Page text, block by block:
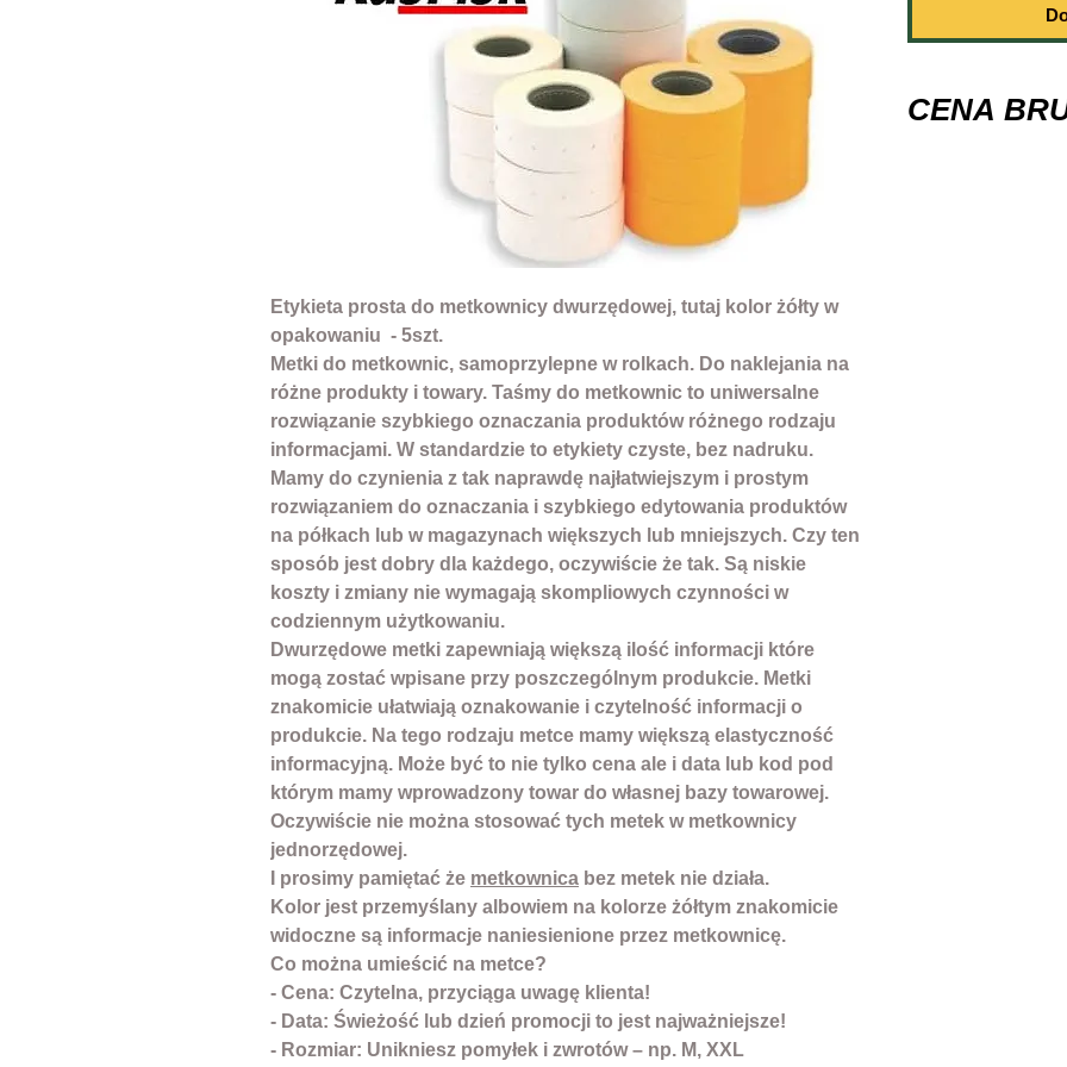
Etykieta prosta do metkownicy dwurzędowej, tutaj kolor żółty w
opakowaniu - 5szt.
Metki do metkownic, samoprzylepne w rolkach. Do naklejania na
różne produkty i towary. Taśmy do metkownic to uniwersalne
rozwiązanie szybkiego oznaczania produktów różnego rodzaju
informacjami. W standardzie to etykiety czyste, bez nadruku.
Mamy do czynienia z tak naprawdę najłatwiejszym i prostym
rozwiązaniem do oznaczania i szybkiego edytowania produktów
na półkach lub w magazynach większych lub mniejszych. Czy ten
sposób jest dobry dla każdego, oczywiście że tak. Są niskie
koszty i zmiany nie wymagają skompliowych czynności w
codziennym użytkowaniu.
Dwurzędowe metki zapewniają większą ilość informacji które
mogą zostać wpisane przy poszczególnym produkcie. Metki
znakomicie ułatwiają oznakowanie i czytelność informacji o
produkcie. Na tego rodzaju metce mamy większą elastyczność
informacyjną. Może być to nie tylko cena ale i data lub kod pod
którym mamy wprowadzony towar do własnej bazy towarowej.
Oczywiście nie można stosować tych metek w metkownicy
jednorzędowej.
I prosimy pamiętać że metkownica bez metek nie działa.
Kolor jest przemyślany albowiem na kolorze żółtym znakomicie
widoczne są informacje naniesienione przez metkownicę.
Co można umieścić na metce?
- Cena: Czytelna, przyciąga uwagę klienta!
- Data: Świeżość lub dzień promocji to jest najważniejsze!
- Rozmiar: Unikniesz pomyłek i zwrotów – np. M, XXL
CENA